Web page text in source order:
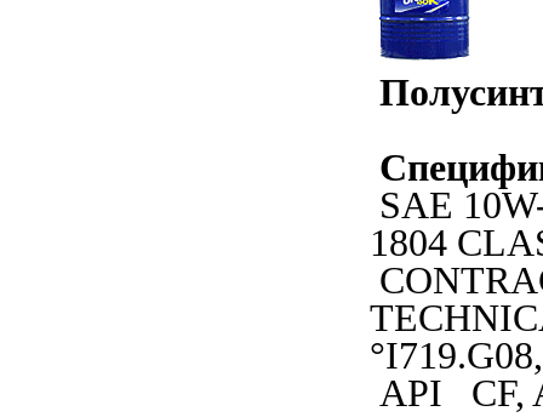
SAE
1804
°I719.G08,
API CF,